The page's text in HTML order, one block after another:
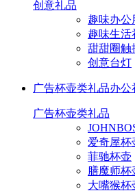
创意礼品
趣味办公
趣味生活
甜甜圈触
创意台灯
广告杯壶类礼品办公
广告杯壶类礼品
爱奇屋杯
菲驰杯壶
膳魔师杯
大嘴猴杯